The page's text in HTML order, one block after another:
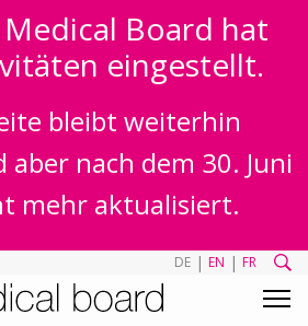
Medical Board hat
eingestellt.
bleibt weiterhin
nach dem 30. Juni
mehr aktualisiert.
DE | EN | FR